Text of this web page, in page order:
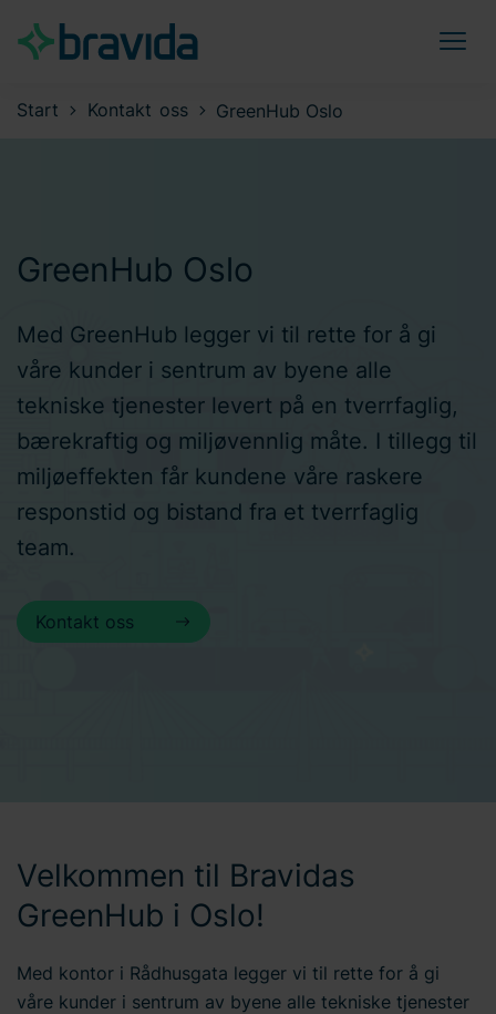
Start Kontakt oss GreenHub Oslo
GreenHub Oslo
Med GreenHub legger vi til rette for å gi
våre kunder i sentrum av byene alle
tekniske tjenester levert på en tverrfaglig,
bærekraftig og miljøvennlig måte. I tillegg til
miljøeffekten får kundene våre raskere
responstid og bistand fra et tverrfaglig
team.
Kontakt oss
Velkommen til Bravidas
GreenHub i Oslo!
Med kontor i Rådhusgata legger vi til rette for å gi
våre kunder i sentrum av byene alle tekniske tjenester